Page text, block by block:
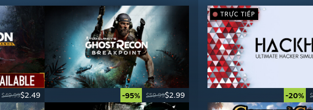
$49.99$2.49 -95% $59.99$2.99 -20%
TRỰC TIẾP